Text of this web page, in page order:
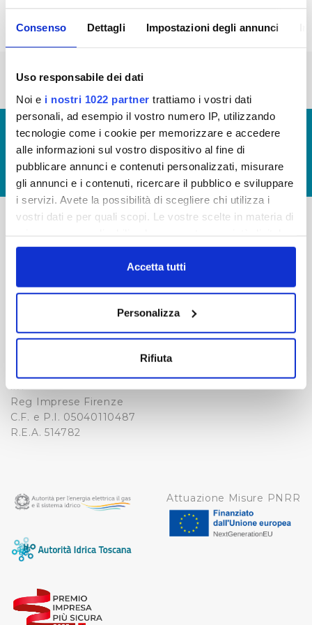
Consenso Dettagli Impostazioni degli annunci
Uso responsabile dei dati
Noi e i nostri 1022 partner trattiamo i vostri dati
personali, ad esempio il vostro numero IP, utilizzando
tecnologie come i cookie per memorizzare e accedere
alle informazioni sul vostro dispositivo al fine di
pubblicare annunci e contenuti personalizzati, misurare
gli annunci e i contenuti, ricercare il pubblico e sviluppare
i servizi. Avete la possibilità di scegliere chi utilizza i
vostri dati e per quali scopi. Le vostre scelte in materia di
in cui avete effettuato le vostre scelte. È possibile
modificare o revocare il proprio consenso in qualsiasi
momento dalla Dichiarazione sui cookie o facendo clic
Con il tuo consenso, vorremmo anche:
raccogliere informazioni sulla tua posizione
Identificare il tuo dispositivo, scansionandolo
attivamente alla ricerca di caratteristiche specifiche
(impronte digitali).
dalla Dichiarazione sui cookie.
Utilizziamo dei cookie tecnici necessari per rendere
fruibile il sito web abilitandone funzionalità di base quali
protette. In linea con le preferenze manifestate
dall’Utente e con i consensi dallo stesso prestati, i
Accetta tutti
Personalizza
Rifiuta
« prima ‹ precedente
© Copyright 2017 - 2026
GLOSSARIO
GIUDICA IL SERVIZIO
LAVORA CON NOI
50126 Fi
i.v.
Reg Imprese Firenze
C.F. e P.I. 05040110487
R.E.A. 514782
FAQ
PRIVACY POLICY
NOTE LEGALI
COOKIE
WHISTLEBLOWING
CREDITS
Attuazione Misure PNRR